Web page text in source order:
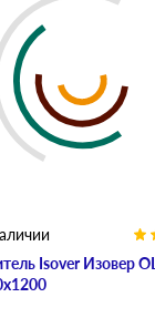
Isover Изовер